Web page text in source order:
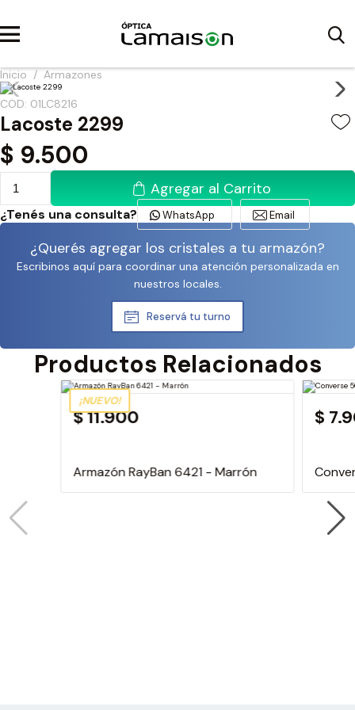
Inicio / Armazones
COD: 01LC8216
Lacoste 2299
$ 9.500
Agregar al Carrito
¿Tenés una consulta? WhatsApp Email
¿Querés agregar los cristales a tu armazón?
Escribinos aquí para coordinar una atención personalizada en
nuestros locales.
Reservá tu turno
Productos Relacionados
¡NUEVO!
$ 11.900
Armazón RayBan 6421 - Marrón
$